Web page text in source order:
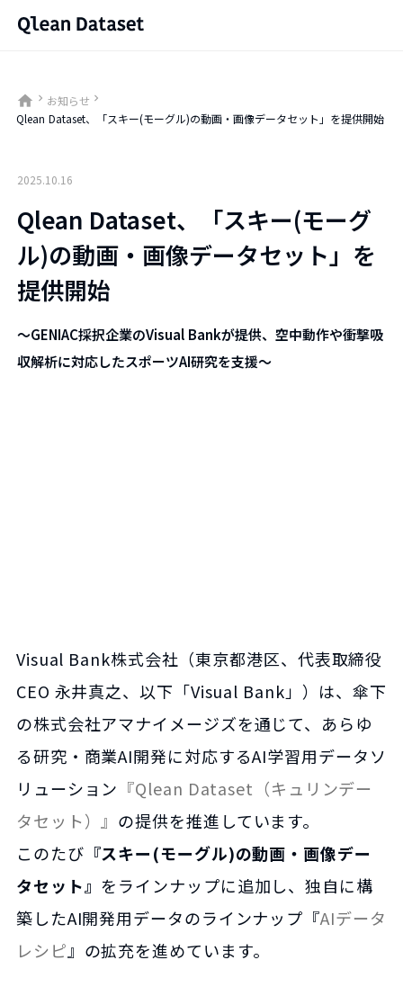
home keyboard_arrow_right お知らせ keyboard_arrow_right
Qlean Dataset、「スキー(モーグル)の動画・画像データセット」を提供開始
2025.10.16
Qlean Dataset、「スキー(モーグ
ル)の動画・画像データセット」を
提供開始
〜GENIAC採択企業のVisual Bankが提供、空中動作や衝撃吸
収解析に対応したスポーツAI研究を支援〜
Visual Bank株式会社（東京都港区、代表取締役
CEO 永井真之、以下「Visual Bank」）は、傘下
の株式会社アマナイメージズを通じて、あらゆ
る研究・商業AI開発に対応するAI学習用データソ
リューション 『Qlean Dataset（キュリンデー
タセット）』 の提供を推進しています。
このたび 『スキー(モーグル)の動画・画像デー
タセット』 をラインナップに追加し、独自に構
築したAI開発用データのラインナップ『AIデータ
レシピ』の拡充を進めています。